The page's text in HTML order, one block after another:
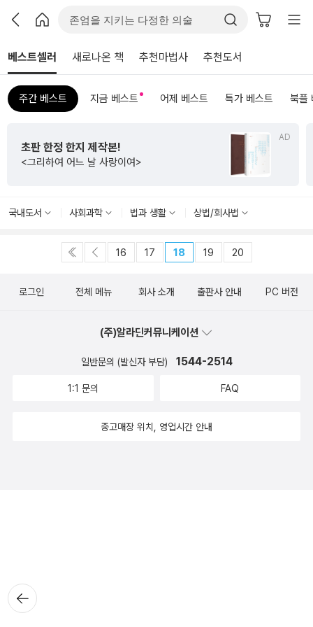
베스트셀러 새로나온 책 추천마법사 추천도서
주간 베스트 지금 베스트 어제 베스트 특가 베스트 북플
AD
초판 한정 한지 제작본!
<그리하여 어느 날 사랑이여>
국내도서 사회과학 법과 생활 상법/회사법
16 17 18 19 20
뒤로가
기
로그인 전체 메뉴 회사 소개 출판사 안내 PC 버전
(주)알라딘커뮤니케이션
일반문의 (발신자 부담) 1544-2514
1:1 문의 FAQ
중고매장 위치, 영업시간 안내